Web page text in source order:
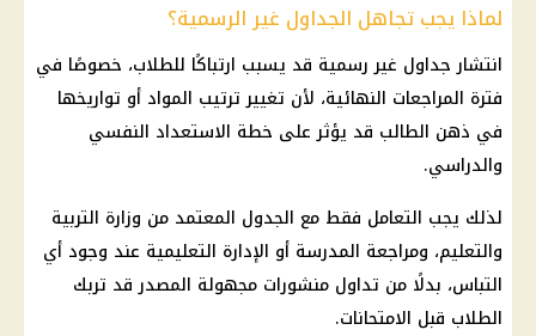
لماذا يجب تجاهل الجداول غير الرسمية؟
انتشار جداول غير رسمية قد يسبب ارتباكًا للطلاب، خصوصًا في
فترة المراجعات النهائية، لأن تغيير ترتيب المواد أو تواريخها
في ذهن الطالب قد يؤثر على خطة الاستعداد النفسي
والدراسي.
لذلك يجب التعامل فقط مع الجدول المعتمد من وزارة التربية
والتعليم، ومراجعة المدرسة أو الإدارة التعليمية عند وجود أي
التباس، بدلًا من تداول منشورات مجهولة المصدر قد تربك
الطلاب قبل الامتحانات.